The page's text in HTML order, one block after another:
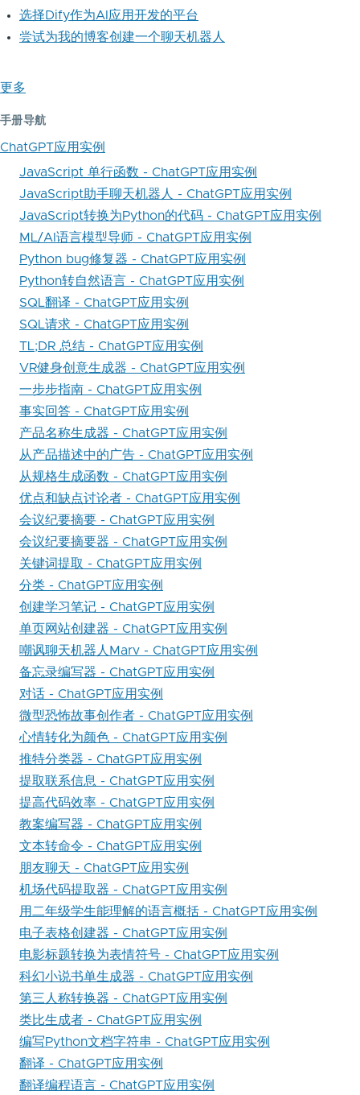
选择Dify作为AI应用开发的平台
尝试为我的博客创建一个聊天机器人
更多
手册导航
ChatGPT应用实例
JavaScript 单行函数 - ChatGPT应用实例
JavaScript助手聊天机器人 - ChatGPT应用实例
JavaScript转换为Python的代码 - ChatGPT应用实例
ML/AI语言模型导师 - ChatGPT应用实例
Python bug修复器 - ChatGPT应用实例
Python转自然语言 - ChatGPT应用实例
SQL翻译 - ChatGPT应用实例
SQL请求 - ChatGPT应用实例
TL;DR 总结 - ChatGPT应用实例
VR健身创意生成器 - ChatGPT应用实例
一步步指南 - ChatGPT应用实例
事实回答 - ChatGPT应用实例
产品名称生成器 - ChatGPT应用实例
从产品描述中的广告 - ChatGPT应用实例
从规格生成函数 - ChatGPT应用实例
优点和缺点讨论者 - ChatGPT应用实例
会议纪要摘要 - ChatGPT应用实例
会议纪要摘要器 - ChatGPT应用实例
关键词提取 - ChatGPT应用实例
分类 - ChatGPT应用实例
创建学习笔记 - ChatGPT应用实例
单页网站创建器 - ChatGPT应用实例
嘲讽聊天机器人Marv - ChatGPT应用实例
备忘录编写器 - ChatGPT应用实例
对话 - ChatGPT应用实例
微型恐怖故事创作者 - ChatGPT应用实例
心情转化为颜色 - ChatGPT应用实例
推特分类器 - ChatGPT应用实例
提取联系信息 - ChatGPT应用实例
提高代码效率 - ChatGPT应用实例
教案编写器 - ChatGPT应用实例
文本转命令 - ChatGPT应用实例
朋友聊天 - ChatGPT应用实例
机场代码提取器 - ChatGPT应用实例
用二年级学生能理解的语言概括 - ChatGPT应用实例
电子表格创建器 - ChatGPT应用实例
电影标题转换为表情符号 - ChatGPT应用实例
科幻小说书单生成器 - ChatGPT应用实例
第三人称转换器 - ChatGPT应用实例
类比生成者 - ChatGPT应用实例
编写Python文档字符串 - ChatGPT应用实例
翻译 - ChatGPT应用实例
翻译编程语言 - ChatGPT应用实例